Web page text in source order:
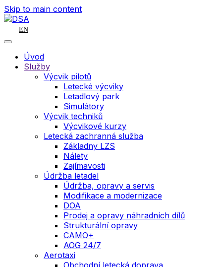
Skip to main content
EN
Úvod
Služby
Výcvik pilotů
Letecké výcviky
Letadlový park
Simulátory
Výcvik techniků
Výcvikové kurzy
Letecká zachranná služba
Základny LZS
Nálety
Zajímavosti
Údržba letadel
Údržba, opravy a servis
Modifikace a modernizace
DOA
Prodej a opravy náhradních dílů
Strukturální opravy
CAMO+
AOG 24/7
Aerotaxi
Obchodní letecká doprava